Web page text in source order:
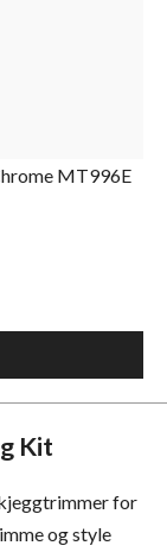
MT996E
Kit
for
og style